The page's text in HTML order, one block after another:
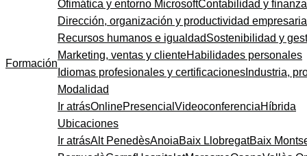
Formación
Ofimática y entorno MicrosoftContabilidad y
Dirección, organización y productividad
Recursos humanos e igualdadSostenibilidad y
Marketing, ventas y clienteHabilidades personales
Idiomas profesionales y certificaciones Industria,
Modalidad
Ir atrásOnlinePresencial VideoconferenciaHíbrida
Ubicaciones
Ir atrásAlt PenedèsAnoiaBaix LlobregatBaix